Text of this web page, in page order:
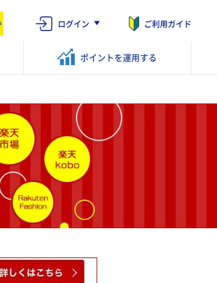
ログイン ご利用ガイド
ポイントを運用する